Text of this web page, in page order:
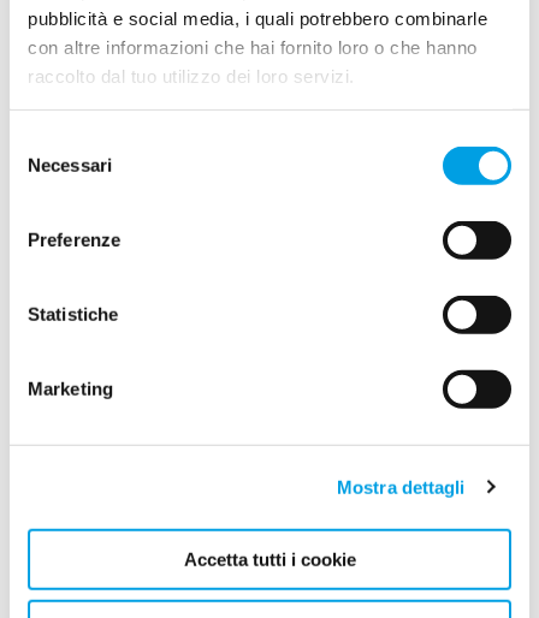
pubblicità e social media, i quali potrebbero combinarle
con altre informazioni che hai fornito loro o che hanno
raccolto dal tuo utilizzo dei loro servizi.
delNecessari
Preferenze
Statistiche
Marketing
Mostra dettagli
Accetta tutti i cookie
Termografia a infrarossi:Con le nostre telecamere
termiche rendiamo visibili le differenze di
immediatamente sul display, anche attraverso muri
spessi.
estremamente piccole, riempiamo la tubazione con
una miscela gassosa speciale e non tossica. Dove il
attivano l’allarme.